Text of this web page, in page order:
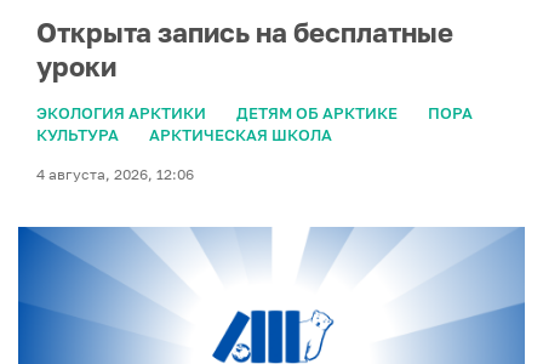
Открыта запись на бесплатные
уроки
ЭКОЛОГИЯ АРКТИКИ ДЕТЯМ ОБ АРКТИКЕ
ПОРА
КУЛЬТУРА
АРКТИЧЕСКАЯ ШКОЛА
4 августа, 2026, 12:06